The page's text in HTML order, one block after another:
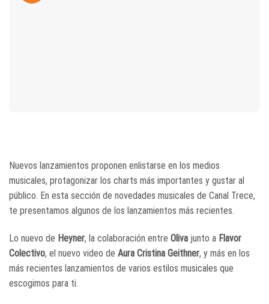
Nuevos lanzamientos proponen enlistarse en los medios
musicales, protagonizar los charts más importantes y gustar al
público. En esta sección de novedades musicales de Canal Trece,
te presentamos algunos de los lanzamientos más recientes.
Lo nuevo de Heyner, la colaboración entre Oliva junto a Flavor
Colectivo, el nuevo video de Aura Cristina Geithner, y más en los
más recientes lanzamientos de varios estilos musicales que
escogimos para ti.